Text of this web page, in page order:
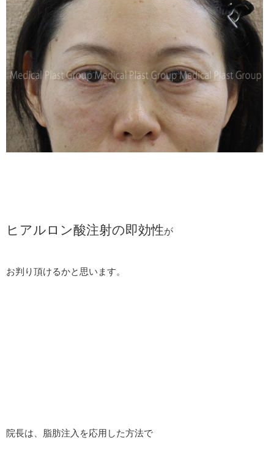
ヒアルロン酸注射の即効性が
お判り頂けるかと思います。
院長は、脂肪注入を応用した方法で